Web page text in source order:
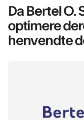
Da Bertel O.
optimere
henvendte